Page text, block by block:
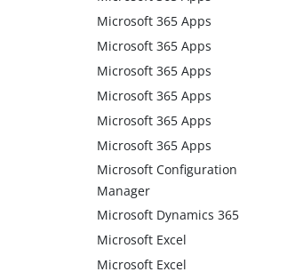
Microsoft 365 Apps
Microsoft 365 Apps
Microsoft 365 Apps
Microsoft 365 Apps
Microsoft 365 Apps
Microsoft 365 Apps
Microsoft Configuration
Manager
Microsoft Dynamics 365
Microsoft Excel
Microsoft Excel